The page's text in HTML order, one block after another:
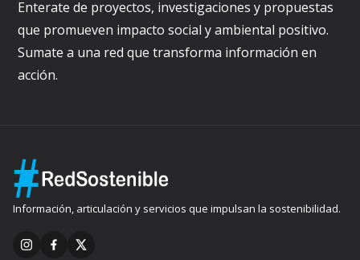
Enterate de proyectos, investigaciones y propuestas
que promueven impacto social y ambiental positivo.
Sumate a una red que transforma información en
acción.
Información, articulación y servicios que impulsan la sostenibilidad.